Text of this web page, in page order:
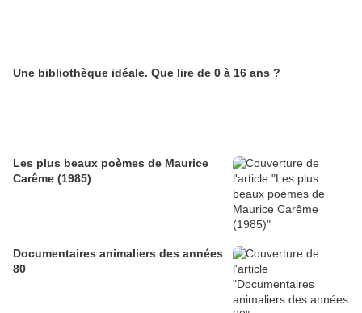
Une bibliothèque idéale. Que lire de 0 à 16 ans ?
Les plus beaux poèmes de Maurice
Carême (1985)
Documentaires animaliers des années
80